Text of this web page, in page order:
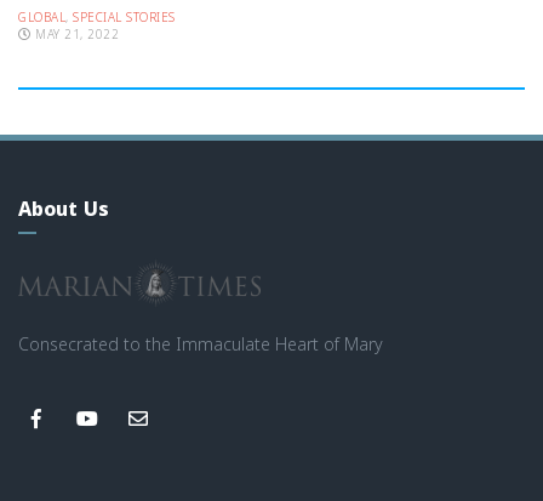
GLOBAL, SPECIAL STORIES
MAY 21, 2022
About Us
Consecrated to the Immaculate Heart of Mary